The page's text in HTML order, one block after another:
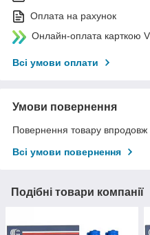
Оплата на рахунок
Онлайн-оплата карткою
Всі умови оплати
Умови повернення
Повернення товару впродовж
Всі умови повернення
Подібні товари компанії